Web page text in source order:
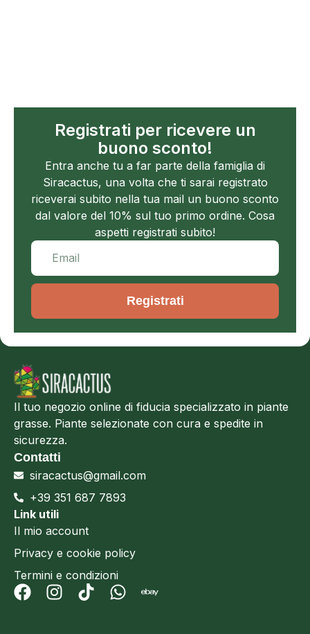
Registrati per ricevere un
buono sconto!
Entra anche tu a far parte della famiglia di
Siracactus, una volta che ti sarai registrato
riceverai subito nella tua mail un buono sconto
dal valore del 10% sul tuo primo ordine. Cosa
aspetti registrati subito!
Registrati
Il tuo negozio online di fiducia specializzato in piante
grasse. Piante selezionate con cura e spedite in
sicurezza.
Contatti
siracactus@gmail.com
+39 351 687 7893
Link utili
Il mio account
Privacy e cookie policy
Termini e condizioni